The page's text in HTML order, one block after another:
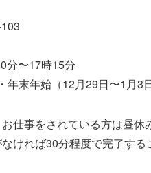
分〜17時15分
末年始（12月29日〜1月3日
仕事をされている方は昼
ければ30分程度で完了する